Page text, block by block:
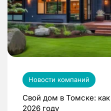
Новости компаний
Свой дом в Томске:
2026 году